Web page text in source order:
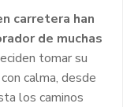
carretera han
de muchas
tomar su
calma, desde
los caminos